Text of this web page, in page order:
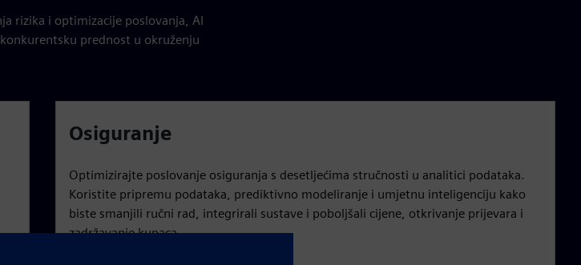
rizika i optimizacije poslovanja, AI
prednost u okruženju
Osiguranje
Optimizirajte poslovanje osiguranja s desetljećima stručnosti u analitici podataka.
Koristite pripremu podataka, prediktivno modeliranje i umjetnu inteligenciju kako
biste smanjili ručni rad, integrirali sustave i poboljšali cijene, otkrivanje prijevara i
zadržavanje kupaca.